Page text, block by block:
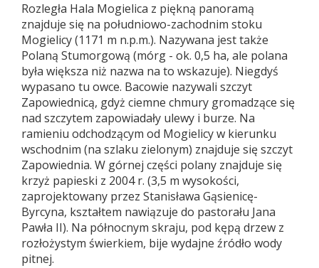
Rozległa Hala Mogielica z piękną panoramą
znajduje się na południowo-zachodnim stoku
Mogielicy (1171 m n.p.m.). Nazywana jest także
Polaną Stumorgową (mórg - ok. 0,5 ha, ale polana
była większa niż nazwa na to wskazuje). Niegdyś
wypasano tu owce. Bacowie nazywali szczyt
Zapowiednicą, gdyż ciemne chmury gromadzące się
nad szczytem zapowiadały ulewy i burze. Na
ramieniu odchodzącym od Mogielicy w kierunku
wschodnim (na szlaku zielonym) znajduje się szczyt
Zapowiednia. W górnej części polany znajduje się
krzyż papieski z 2004 r. (3,5 m wysokości,
zaprojektowany przez Stanisława Gąsienicę-
Byrcyna, kształtem nawiązuje do pastorału Jana
Pawła II). Na północnym skraju, pod kępą drzew z
rozłożystym świerkiem, bije wydajne źródło wody
pitnej.